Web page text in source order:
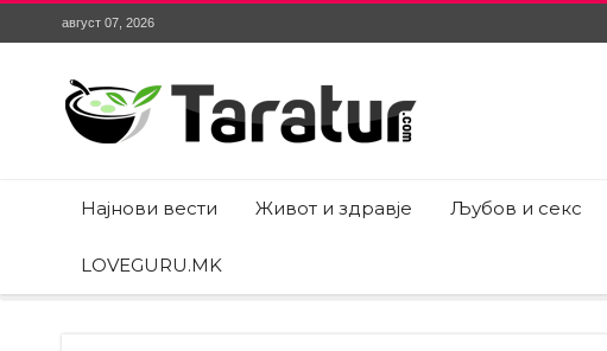
август 07, 2026
Најнови вести Живот и здравје Љубов и секс
LOVEGURU.MK